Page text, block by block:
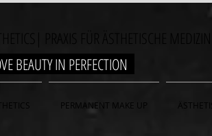
PRAXIS FÜR ÄSTHETISCHE
BEAUTY IN PERFECTION
PERMANENT MAKE UP